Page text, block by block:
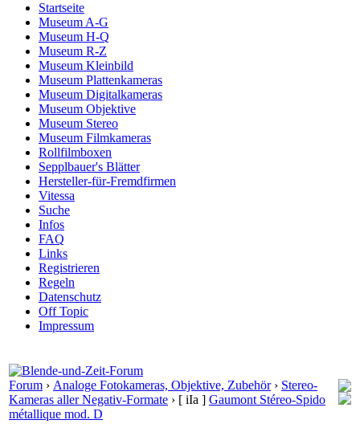
Startseite
Museum A-G
Museum H-Q
Museum R-Z
Museum Kleinbild
Museum Plattenkameras
Museum Digitalkameras
Museum Objektive
Museum Stereo
Museum Filmkameras
Rollfilmboxen
Sepplbauer's Blätter
Hersteller-für-Fremdfirmen
Vitessa
Suche
Infos
FAQ
Links
Registrieren
Regeln
Datenschutz
Off Topic
Impressum
Forum › Analoge Fotokameras, Objektive, Zubehör› Stereo-
Kameras aller Negativ-Formate › [ iIa ] Gaumont Stéreo-Spido
métallique mod. D